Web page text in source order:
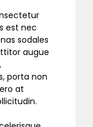
est nec
sodales
augue
porta non
at